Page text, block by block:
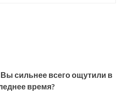
сильнее всего ощутили в
время?